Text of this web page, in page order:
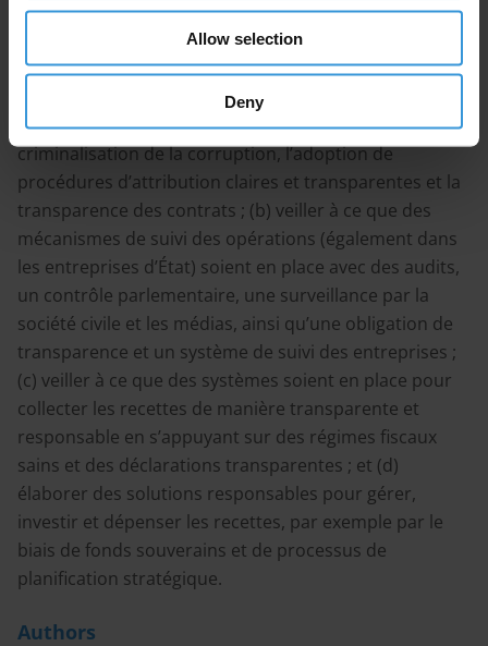
Allow selection
Deny
recettes soient utilisées de manière adéquate.
Ces mesures comprennent les pratiques suivantes : (a)
veiller à ce que des procédures d’attribution
équitables soient en place, en tirant partie de la
criminalisation de la corruption, l’adoption de
procédures d’attribution claires et transparentes et la
transparence des contrats ; (b) veiller à ce que des
mécanismes de suivi des opérations (également dans
les entreprises d’État) soient en place avec des audits,
un contrôle parlementaire, une surveillance par la
société civile et les médias, ainsi qu’une obligation de
transparence et un système de suivi des entreprises ;
(c) veiller à ce que des systèmes soient en place pour
collecter les recettes de manière transparente et
responsable en s’appuyant sur des régimes fiscaux
sains et des déclarations transparentes ; et (d)
élaborer des solutions responsables pour gérer,
investir et dépenser les recettes, par exemple par le
biais de fonds souverains et de processus de
planification stratégique.
Authors